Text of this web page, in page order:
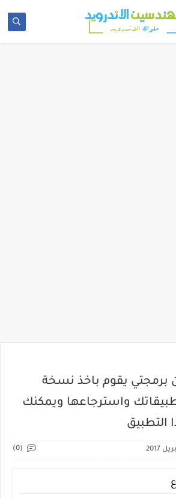
برمجتي يقوم باخذ نسخة
واسترجاعها ويمكنك
التطبيق
(0)